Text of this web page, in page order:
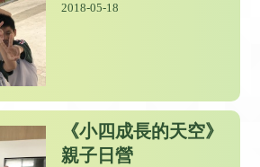
2018-05-18
《小四成長的天空》
親子日營